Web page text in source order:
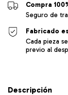
Compra
Seguro de
Fabricado
Cada pieza
previo al
Descripción